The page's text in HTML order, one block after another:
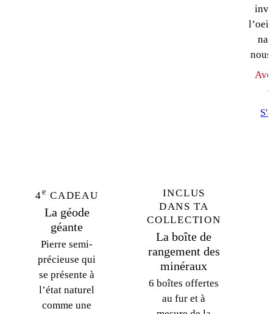
4e CADEAU
La géode
géante
Pierre semi-
précieuse qui
se présente à
l’état naturel
comme une
INCLUS
DANS TA
COLLECTION
La boîte de
rangement des
minéraux
6 boîtes offertes
au fur et à